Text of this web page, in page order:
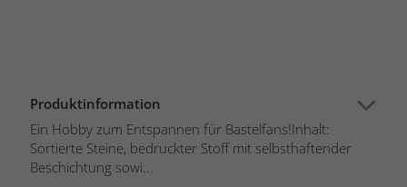
Produktinformation
Ein Hobby zum Entspannen für Bastelfans!Inhalt:
Sortierte Steine, bedruckter Stoff mit selbsthaftender
Beschichtung sowi...